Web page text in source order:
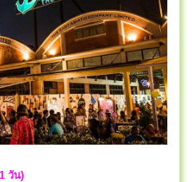
วัน)